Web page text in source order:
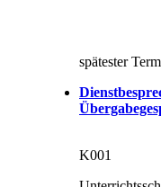
spätester
K001